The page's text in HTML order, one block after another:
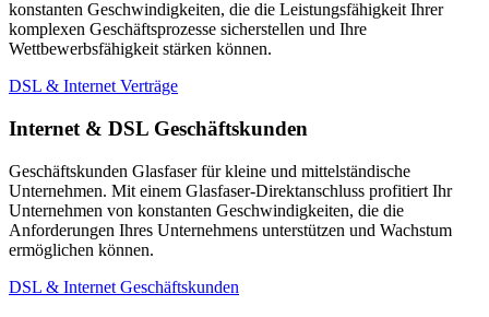
konstanten Geschwindigkeiten, die die Leistungsfähigkeit Ihrer
komplexen Geschäftsprozesse sicherstellen und Ihre
Wettbewerbsfähigkeit stärken können.
DSL & Internet Verträge
Internet & DSL Geschäftskunden
Geschäftskunden Glasfaser für kleine und mittelständische
Unternehmen. Mit einem Glasfaser-Direktanschluss profitiert Ihr
Unternehmen von konstanten Geschwindigkeiten, die die
Anforderungen Ihres Unternehmens unterstützen und Wachstum
ermöglichen können.
DSL & Internet Geschäftskunden